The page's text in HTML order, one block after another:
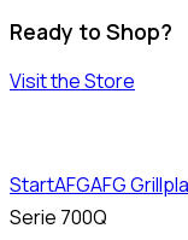
Ready to Shop?
Visit the Store
StartAFGAFG
Serie 700Q